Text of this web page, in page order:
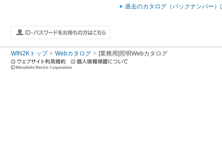
過去のカタログ（バックナンバー）
WIN2Kトップ Webカタログ [業務用]照明Webカタログ